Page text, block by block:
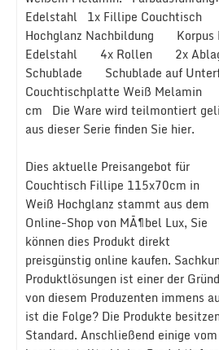
Edelstahl 1x Fillipe Couchtisch
Hochglanz Nachbildung Korpus
Edelstahl 4x Rollen 2x
Schublade Schublade auf
Couchtischplatte Weiß
cm Die Ware wird teilmontiert
aus dieser Serie finden Sie hier.
Dies aktuelle Preisangebot für
Couchtisch Fillipe 115x70cm in
Weiß Hochglanz stammt aus dem
Online-Shop von MÃ¶bel Lux, Sie
können dies Produkt direkt
preisgünstig online kaufen.
Produktlösungen ist einer der
von diesem Produzenten immens
ist die Folge? Die Produkte
Standard. Anschließend einige